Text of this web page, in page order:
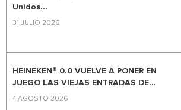
Unidos...
31 JULIO 2026
HEINEKEN® 0.0 VUELVE A PONER EN
JUEGO LAS VIEJAS ENTRADAS DE...
4 AGOSTO 2026